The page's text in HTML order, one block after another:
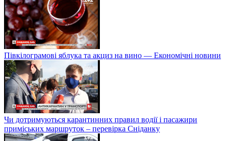
Півкілограмові яблука та акциз на вино — Економічні новини
Чи дотримуються карантинних правил водії і пасажири
приміських маршруток – перевірка Сніданку